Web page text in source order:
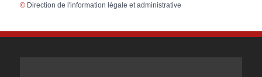
© Direction de l'information légale et administrative